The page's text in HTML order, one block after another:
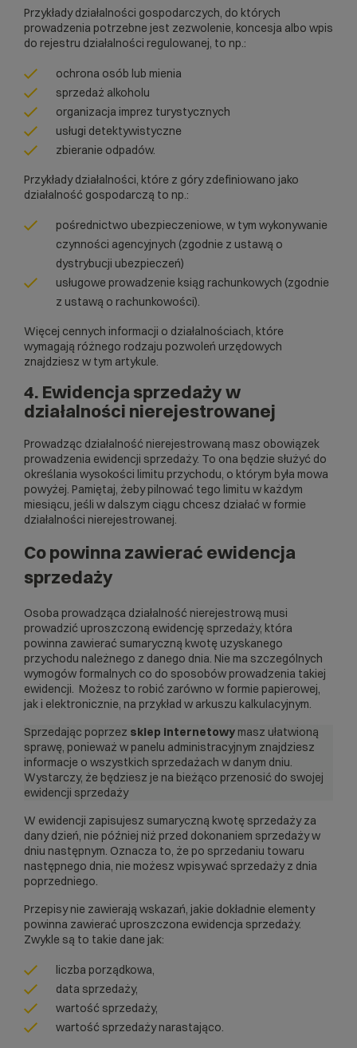
Przykłady działalności gospodarczych, do których
prowadzenia potrzebne jest zezwolenie, koncesja albo wpis
do rejestru działalności regulowanej, to np.:
ochrona osób lub mienia
sprzedaż alkoholu
organizacja imprez turystycznych
usługi detektywistyczne
zbieranie odpadów.
Przykłady działalności, które z góry zdefiniowano jako
działalność gospodarczą to np.:
pośrednictwo ubezpieczeniowe, w tym wykonywanie
czynności agencyjnych (zgodnie z ustawą o
dystrybucji ubezpieczeń)
usługowe prowadzenie ksiąg rachunkowych (zgodnie
z ustawą o rachunkowości).
Więcej cennych informacji o działalnościach, które
wymagają różnego rodzaju pozwoleń urzędowych
znajdziesz w tym artykule.
4. Ewidencja sprzedaży w
działalności nierejestrowanej
Prowadząc działalność nierejestrowaną masz obowiązek
prowadzenia ewidencji sprzedaży. To ona będzie służyć do
określania wysokości limitu przychodu, o którym była mowa
powyżej. Pamiętaj, żeby pilnować tego limitu w każdym
miesiącu, jeśli w dalszym ciągu chcesz działać w formie
działalności nierejestrowanej.
Co powinna zawierać ewidencja
sprzedaży
Osoba prowadząca działalność nierejestrową musi
prowadzić uproszczoną ewidencję sprzedaży, która
powinna zawierać sumaryczną kwotę uzyskanego
przychodu należnego z danego dnia. Nie ma szczególnych
wymogów formalnych co do sposobów prowadzenia takiej
ewidencji. Możesz to robić zarówno w formie papierowej,
jak i elektronicznie, na przykład w arkuszu kalkulacyjnym.
Sprzedając poprzez sklep internetowy masz ułatwioną
sprawę, ponieważ w panelu administracyjnym znajdziesz
informacje o wszystkich sprzedażach w danym dniu.
Wystarczy, że będziesz je na bieżąco przenosić do swojej
ewidencji sprzedaży
W ewidencji zapisujesz sumaryczną kwotę sprzedaży za
dany dzień, nie później niż przed dokonaniem sprzedaży w
dniu następnym. Oznacza to, że po sprzedaniu towaru
następnego dnia, nie możesz wpisywać sprzedaży z dnia
poprzedniego.
Przepisy nie zawierają wskazań, jakie dokładnie elementy
powinna zawierać uproszczona ewidencja sprzedaży.
Zwykle są to takie dane jak:
liczba porządkowa,
data sprzedaży,
wartość sprzedaży,
wartość sprzedaży narastająco.